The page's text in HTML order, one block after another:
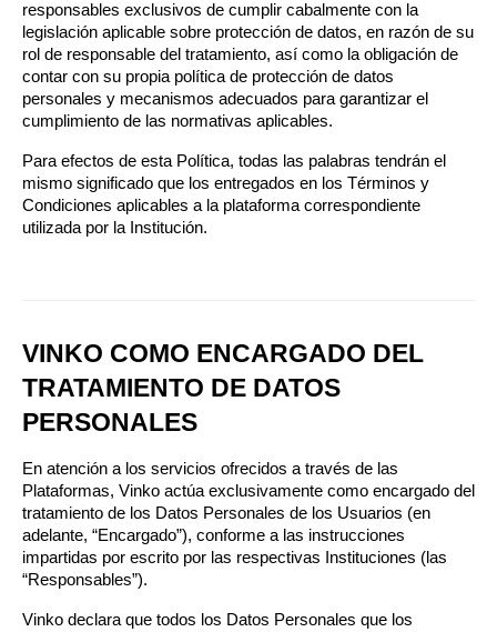
responsables exclusivos de cumplir cabalmente con la
legislación aplicable sobre protección de datos, en razón de su
rol de responsable del tratamiento, así como la obligación de
contar con su propia política de protección de datos
personales y mecanismos adecuados para garantizar el
cumplimiento de las normativas aplicables.
Para efectos de esta Política, todas las palabras tendrán el
mismo significado que los entregados en los Términos y
Condiciones aplicables a la plataforma correspondiente
utilizada por la Institución.
VINKO COMO ENCARGADO DEL
TRATAMIENTO DE DATOS
PERSONALES
En atención a los servicios ofrecidos a través de las
Plataformas, Vinko actúa exclusivamente como encargado del
tratamiento de los Datos Personales de los Usuarios (en
adelante, “Encargado”), conforme a las instrucciones
impartidas por escrito por las respectivas Instituciones (las
“Responsables”).
Vinko declara que todos los Datos Personales que los